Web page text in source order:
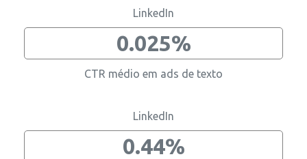
LinkedIn
0.025%
CTR médio em ads de texto
LinkedIn
0.44%